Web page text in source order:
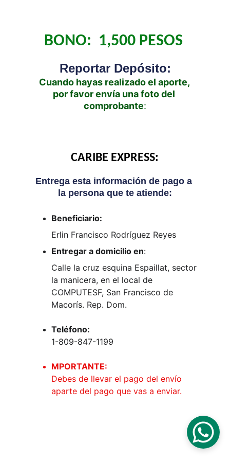
Reportar Depósito:
Cuando hayas realizado el aporte,
por favor envía una foto del
comprobante:
BONO:  1,500 PESOS
Beneficiario:
Erlin Francisco Rodríguez Reyes
Entregar a domicilio en:
Calle la cruz esquina Espaillat, sector
la manicera, en el local de
COMPUTESF, San Francisco de
Macorís. Rep. Dom.
Teléfono:
1-809-847-1199
MPORTANTE:
Debes de llevar el pago del envío
aparte del pago que vas a enviar.
CARIBE EXPRESS:
Entrega esta información de pago a
la persona que te atiende: